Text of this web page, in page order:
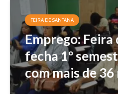
FEIRA DE SANTANA
Emprego: Feira
fecha 1º
com mais de